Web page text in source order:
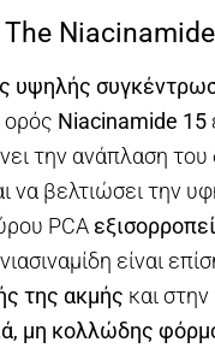
The
υψηλής
ορός Niacinamide 15
την ανάπλαση
να βελτιώσει την
PCA
είναι
της ακμής και
μη κολλώδης